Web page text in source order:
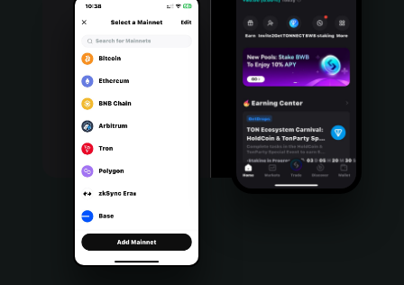
Português (Portugal)
Bahasa Indonesia
Português (Brasil)
Español (Argentina)